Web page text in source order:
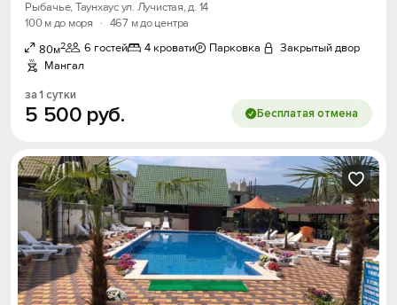
Рыбачье, Таунхаус ул. Лучистая, д. 14
100 м до моря
· 467 м до центра
80м2 6 гостей 4 кровати Парковка
Закрытый двор
Мангал
за 1 сутки
5 500 руб. Бесплатая отмена